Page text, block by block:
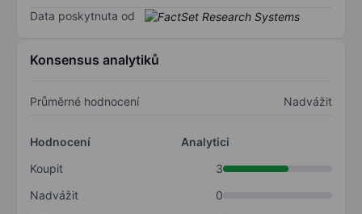
Data poskytnuta od
Konsensus analytiků
Průměrné hodnocení Nadvážit
Hodnocení
Analytici
Koupit
3
Nadvážit
0